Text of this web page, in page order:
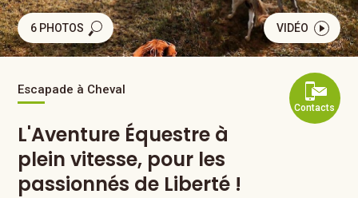
6 PHOTOS VIDÉO
Contacts
Escapade à Cheval
L'Aventure Équestre à
plein vitesse, pour les
passionnés de Liberté !